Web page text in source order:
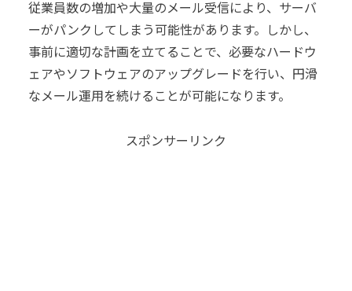
従業員数の増加や大量のメール受信により、サーバ
ーがパンクしてしまう可能性があります。しかし、
事前に適切な計画を立てることで、必要なハードウ
ェアやソフトウェアのアップグレードを行い、円滑
なメール運用を続けることが可能になります。
スポンサーリンク